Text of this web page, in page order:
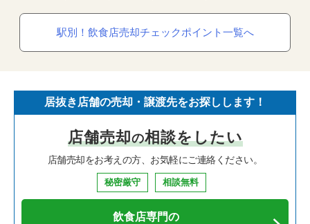
駅別！飲食店売却チェックポイント一覧へ
居抜き店舗の売却・譲渡先をお探しします！
店舗売却の相談をしたい
店舗売却をお考えの方、お気軽にご連絡ください。
秘密厳守 相談無料
飲食店専門の